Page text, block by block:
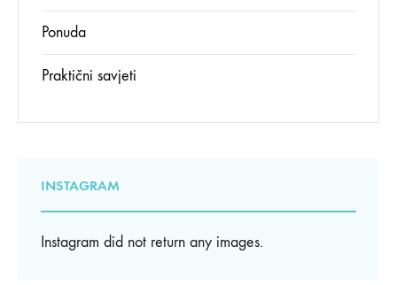
Ponuda
Praktični savjeti
INSTAGRAM
Instagram did not return any images.